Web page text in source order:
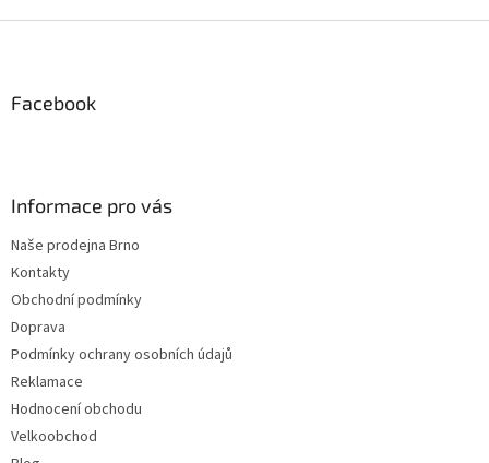
Facebook
Informace pro vás
Naše prodejna Brno
Kontakty
Obchodní podmínky
Doprava
Podmínky ochrany osobních údajů
Reklamace
Hodnocení obchodu
Velkoobchod